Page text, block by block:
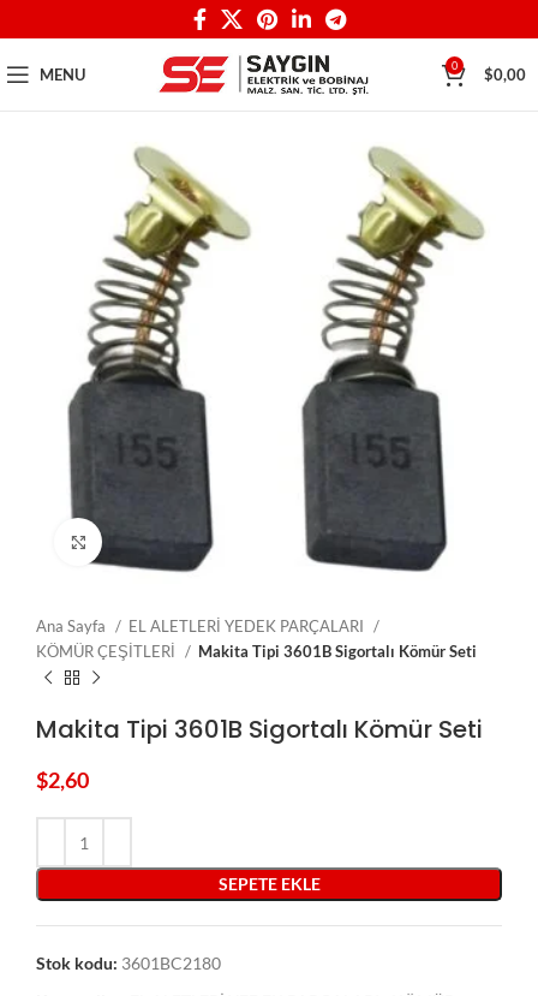
MENU 0 $0,00
Click to enlarge
Ana Sayfa
EL ALETLERİ YEDEK PARÇALARI
KÖMÜR ÇEŞİTLERİ
Makita Tipi 3601B Sigortalı Kömür Seti
Makita Tipi 3601B Sigortalı Kömür Seti
$2,60
SEPETE EKLE
Stok kodu: 3601BC2180